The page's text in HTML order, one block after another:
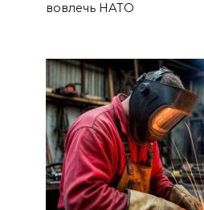
вовлечь НАТО